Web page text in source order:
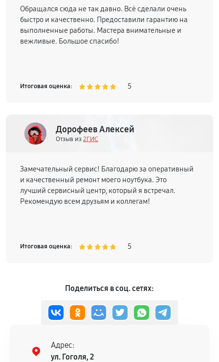
Обращался сюда не так давно. Всё сделали очень
быстро и качественно. Предоставили гарантию на
выполненные работы. Мастера внимательные и
вежливые. Большое спасибо!
Итоговая оценка: 5
Дорофеев Алексей
Отзыв из 2ГИС
Замечательный сервис! Благодарю за оперативный
и качественный ремонт моего ноутбука. Это
лучший сервисный центр, который я встречал.
Рекомендую всем друзьям и коллегам!
Итоговая оценка: 5
Поделиться в соц. сетях:
Адрес:
ул. Гоголя, 2